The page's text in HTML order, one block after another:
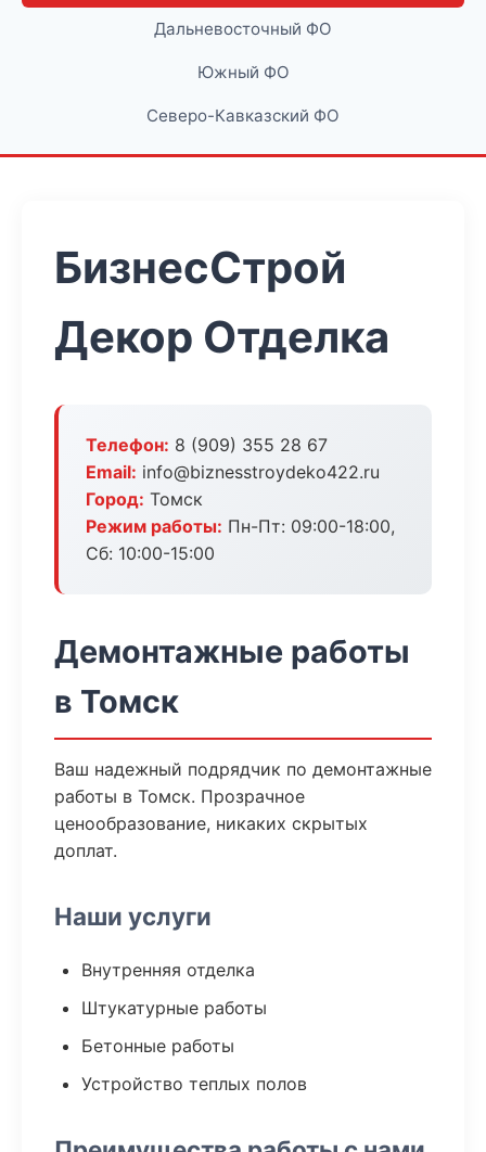
Дальневосточный ФО
Южный ФО
Северо-Кавказский ФО
БизнесСтрой
Декор Отделка
Телефон: 8 (909) 355 28 67
Email: info@biznesstroydeko422.ru
Город: Томск
Режим работы: Пн-Пт: 09:00-18:00,
Сб: 10:00-15:00
Демонтажные работы
в Томск
Ваш надежный подрядчик по демонтажные
работы в Томск. Прозрачное
ценообразование, никаких скрытых
доплат.
Наши услуги
Внутренняя отделка
Штукатурные работы
Бетонные работы
Устройство теплых полов